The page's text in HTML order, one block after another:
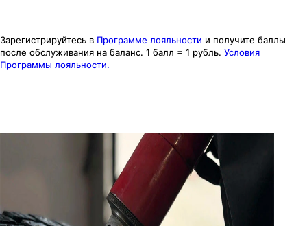
Зарегистрируйтесь в Программе лояльности и получите баллы
после обслуживания на баланс. 1 балл = 1 рубль. Условия
Программы лояльности.